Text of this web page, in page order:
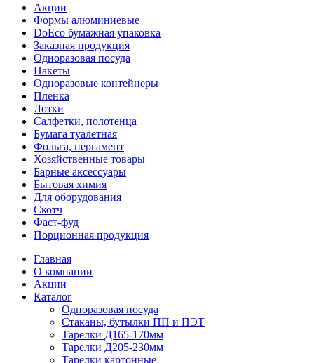
Акции
Формы алюминиевые
DoEco бумажная упаковка
Заказная продукция
Одноразовая посуда
Пакеты
Одноразовые контейнеры
Пленка
Лотки
Салфетки, полотенца
Бумага туалетная
Фольга, пергамент
Хозяйственные товары
Барные аксессуары
Бытовая химия
Для оборудования
Скотч
Фаст-фуд
Порционная продукция
Главная
О компании
Акции
Каталог
Одноразовая посуда
Стаканы, бутылки ПП и ПЭТ
Тарелки Д165-170мм
Тарелки Д205-230мм
Тарелки картонные